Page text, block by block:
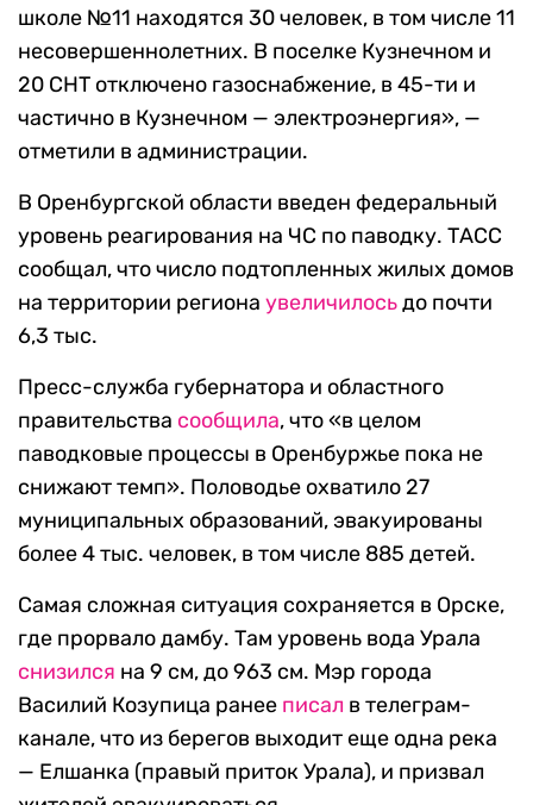
школе №11 находятся 30 человек, в том числе 11
несовершеннолетних. В поселке Кузнечном и
20 СНТ отключено газоснабжение, в 45-ти и
частично в Кузнечном — электроэнергия», —
отметили в администрации.
В Оренбургской области введен федеральный
уровень реагирования на ЧС по паводку. ТАСС
сообщал, что число подтопленных жилых домов
на территории региона увеличилосьдо почти
6,3 тыс.
Пресс-служба губернатора и областного
правительства сообщила, что «в целом
паводковые процессы в Оренбуржье пока не
снижают темп». Половодье охватило 27
муниципальных образований, эвакуированы
более 4 тыс. человек, в том числе 885 детей.
Самая сложная ситуация сохраняется в Орске,
где прорвало дамбу. Там уровень вода Урала
снизился на 9 см, до 963 см. Мэр города
Василий Козупица ранее писал в телеграм-
канале, что из берегов выходит еще одна река
— Елшанка (правый приток Урала), и призвал